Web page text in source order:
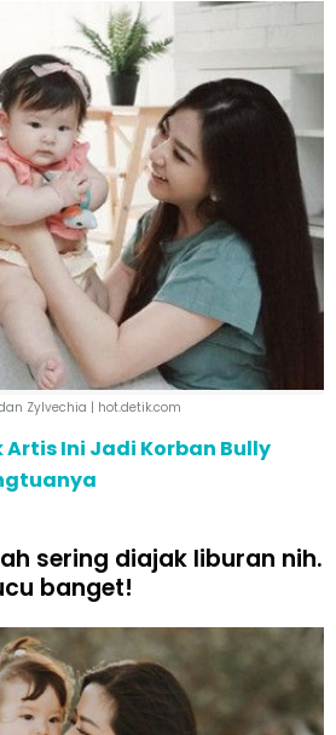
Zylvechia | hot.detik.com
Artis Ini Jadi Korban Bully
sering diajak liburan nih.
banget!